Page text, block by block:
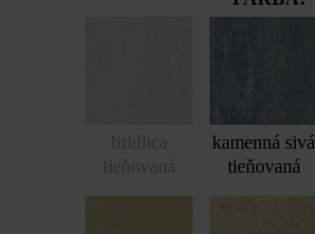
kamenná sivá
tieňovaná